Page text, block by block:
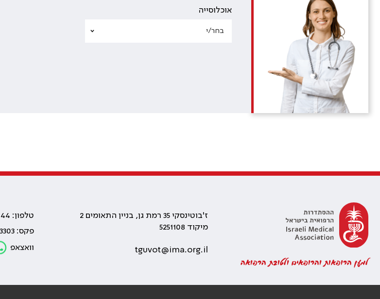
אוכלוסייה
למען הרופאות והרופאים ולטובת הרפואה
ז'בוטינסקי 35 רמת גן, בניין התאומים 2
מיקוד 5251108
tguvot@ima.org.il
טלפון: 03-6100444
פקס: 03-5753303
וואצאפ